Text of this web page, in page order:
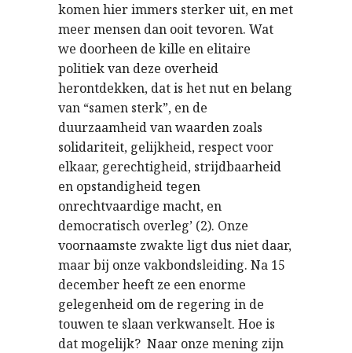
komen hier immers sterker uit, en met
meer mensen dan ooit tevoren. Wat
we doorheen de kille en elitaire
politiek van deze overheid
herontdekken, dat is het nut en belang
van “samen sterk”, en de
duurzaamheid van waarden zoals
solidariteit, gelijkheid, respect voor
elkaar, gerechtigheid, strijdbaarheid
en opstandigheid tegen
onrechtvaardige macht, en
democratisch overleg’ (2). Onze
voornaamste zwakte ligt dus niet daar,
maar bij onze vakbondsleiding. Na 15
december heeft ze een enorme
gelegenheid om de regering in de
touwen te slaan verkwanselt. Hoe is
dat mogelijk? Naar onze mening zijn